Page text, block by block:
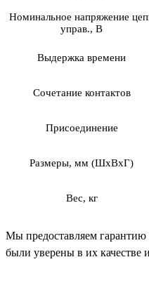
Номинальное напряжение
управ., В
Выдержка времени
Сочетание контактов
Присоединение
Размеры, мм (ШхВхГ)
Вес, кг
Мы предоставляем
были уверены в их качестве